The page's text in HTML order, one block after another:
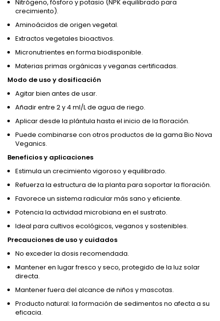
Nitrógeno, fósforo y potasio (NPK equilibrado para
crecimiento).
Aminoácidos de origen vegetal.
Extractos vegetales bioactivos.
Micronutrientes en forma biodisponible.
Materias primas orgánicas y veganas certificadas.
Modo de uso y dosificación
Agitar bien antes de usar.
Añadir entre 2 y 4 ml/L de agua de riego.
Aplicar desde la plántula hasta el inicio de la floración.
Puede combinarse con otros productos de la gama Bio Nova
Veganics.
Beneficios y aplicaciones
Estimula un crecimiento vigoroso y equilibrado.
Refuerza la estructura de la planta para soportar la floración.
Favorece un sistema radicular más sano y eficiente.
Potencia la actividad microbiana en el sustrato.
Ideal para cultivos ecológicos, veganos y sostenibles.
Precauciones de uso y cuidados
No exceder la dosis recomendada.
Mantener en lugar fresco y seco, protegido de la luz solar
directa.
Mantener fuera del alcance de niños y mascotas.
Producto natural: la formación de sedimentos no afecta a su
eficacia.